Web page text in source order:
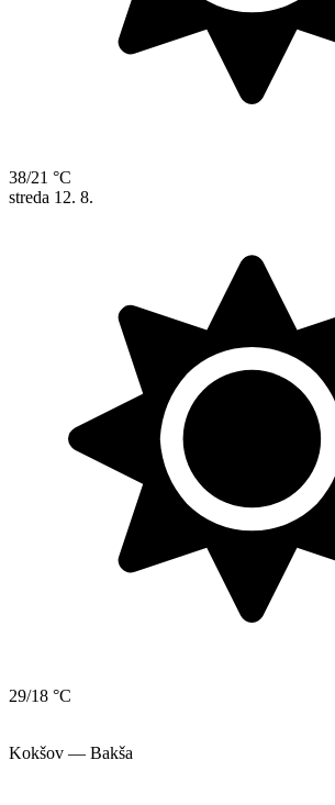
38/21 °C
streda 12. 8.
29/18 °C
Kokšov — Bakša